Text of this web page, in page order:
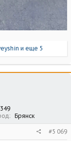
и еще 5
349
Брянск
#5 069